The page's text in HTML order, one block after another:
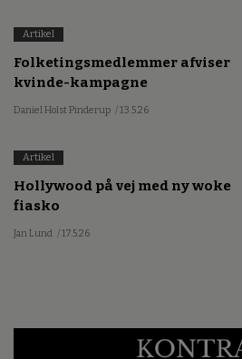
Artikel
Folketingsmedlemmer afviser
kvinde-kampagne
Daniel Holst Pinderup / 13.5.26
Artikel
Hollywood på vej med ny woke
fiasko
Jan Lund / 17.5.26